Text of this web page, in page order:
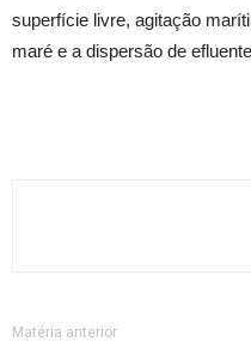
superfície livre, agitação
maré e a dispersão de
Matéria anterior